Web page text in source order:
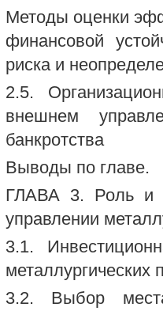
Методы оценки
финансовой
риска и
2.5.
внешнем
банкротства
Выводы по главе.
ГЛАВА 3. Роль и
управлении
3.1.
металлургических
3.2. Выбор